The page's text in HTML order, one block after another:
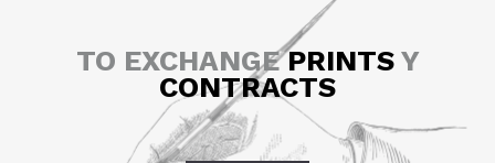
TO EXCHANGEPRINTS Y
CONTRACTS